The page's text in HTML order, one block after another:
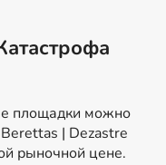
площадки можно
| Dezastre
рыночной цене.